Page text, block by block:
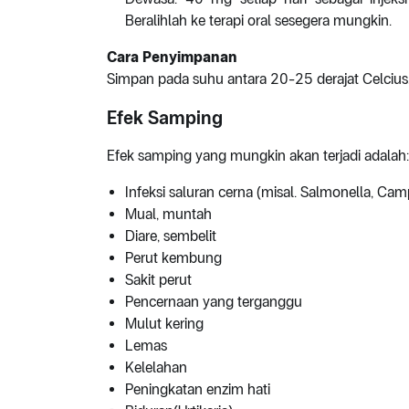
Beralihlah ke terapi oral sesegera mungkin.
Cara Penyimpanan
Simpan pada suhu antara 20-25 derajat
Efek Samping
Efek samping yang mungkin akan terjadi adalah:
Infeksi saluran cerna (misal. Salmonella,
Mual, muntah
Diare, sembelit
Perut kembung
Sakit perut
Pencernaan yang terganggu
Mulut kering
Lemas
Kelelahan
Peningkatan enzim hati